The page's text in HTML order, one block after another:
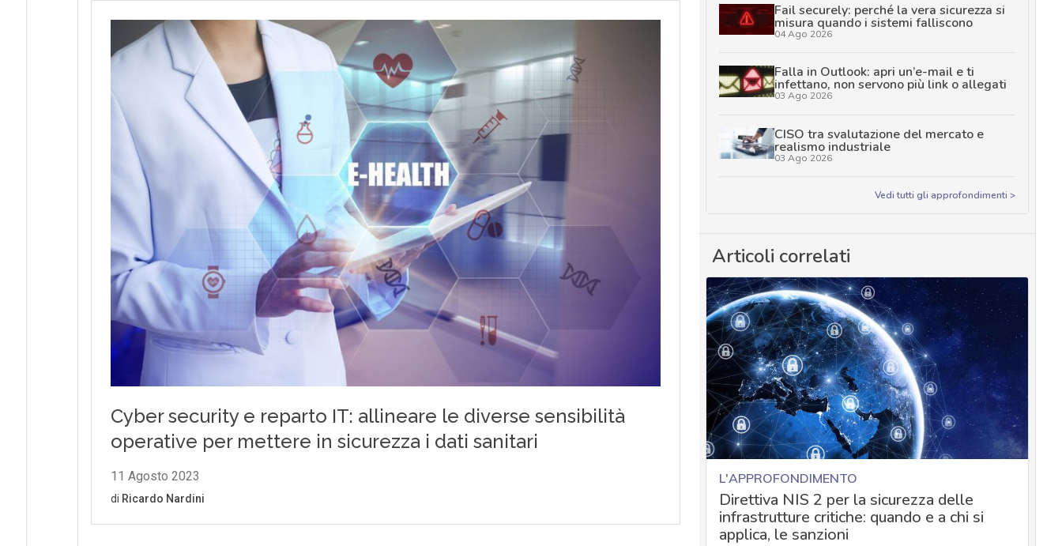
Fail securely: perché la vera sicurezza si
misura quando i sistemi falliscono
04 Ago 2026
Falla in Outlook: apri un’e-mail e ti
infettano, non servono più link o allegati
03 Ago 2026
CISO tra svalutazione del mercato e
realismo industriale
03 Ago 2026
Vedi tutti gli approfondimenti >
Articoli correlati
L'APPROFONDIMENTO
Direttiva NIS 2 per la sicurezza delle
infrastrutture critiche: quando e a chi si
applica, le sanzioni